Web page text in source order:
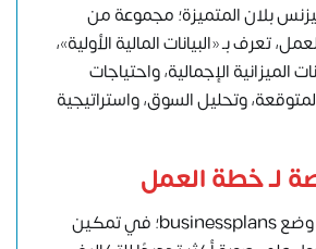
بلان المتميزة؛ مجموعة من
تعرف بـ «البيانات المالية الأولية»،
الميزانية الإجمالية، واحتياجات
وتحليل السوق، واستراتيجية
لـخطة العمل
تتمثل الفكرة من وضع businessplans؛ في تمكين